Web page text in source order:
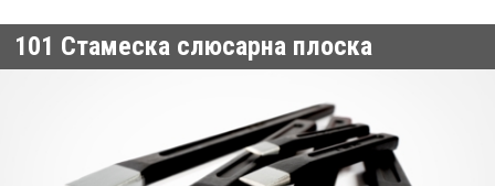
101 Стамеска слюсарна плоска